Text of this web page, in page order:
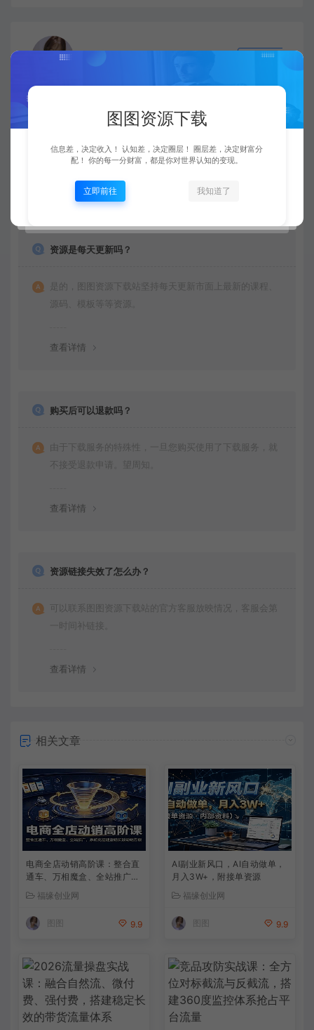
图图 复制本文链接
不露脸读稿子直播玩法，抖音快手视频号，月入3w+详细视频课程
下一篇：
常见问题
资源是每天更新吗？
是的，图图资源下载站坚持每天更新市面上最新的课程、
源码、模板等等资源。
查看详情
购买后可以退款吗？
由于下载服务的特殊性，一旦您购买使用了下载服务，就
不接受退款申请。望周知。
查看详情
资源链接失效了怎么办？
可以联系图图资源下载站的官方客服放映情况，客服会第
一时间补链接。
查看详情
相关文章
电商全店动销高阶课：整合直
通车、万相魔盒、全站推广，
系统化搭建店铺长效动销方案
福缘创业网
9.9
AI副业新风口，AI自动做单，
月入3W+，附接单资源
福缘创业网
9.9
图图资源下载
信息差，决定收入！ 认知差，决定圈层！ 圈层差，决定财富分
配！ 你的每一分财富，都是你对世界认知的变现。
立即前往 我知道了